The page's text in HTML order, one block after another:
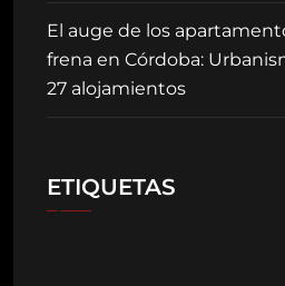
El auge de los
frena en Córdoba:
27 alojamientos
ETIQUETAS